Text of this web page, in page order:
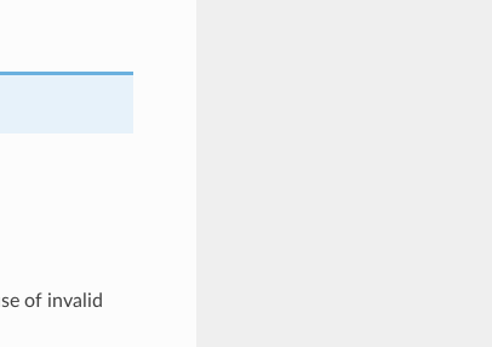
of invalid